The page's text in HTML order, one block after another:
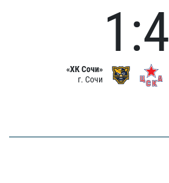
«ХК Сочи»
г. Сочи
1:4